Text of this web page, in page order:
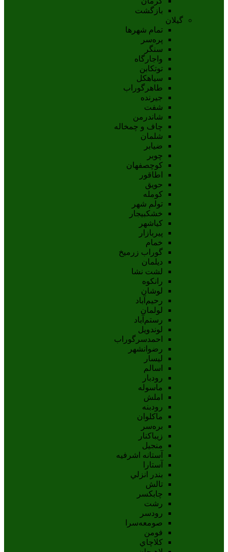
بازگشت
گیلان
تمام شهر‌ها
پره‌سر
سنگر
واجارگاه
توتکابن
سیاهکل
طاهرگوراب
جیرنده
شفت
شاندرمن
چاف و چمخاله
شلمان
ضیابر
چوبر
کوچصفهان
اطاقور
حویق
کومله
تولم شهر
خشکبیجار
کیاشهر
پیربازار
خمام
گوراب زرمیخ
دیلمان
لشت نشا
رانکوه
لوشان
رحیم‌آباد
لولمان
رستم‌آباد
لوندویل
احمدسرگوراب
رضوانشهر
لیسار
اسالم
رودبار
ماسوله
املش
رودبنه
ماکلوان
بره‌سر
زیباکنار
منجیل
آستانه اشرفيه
آستارا
بندر انزلي
تالش
چابکسر
رشت
رودسر
صومعه‌سرا
فومن
کلاچاي